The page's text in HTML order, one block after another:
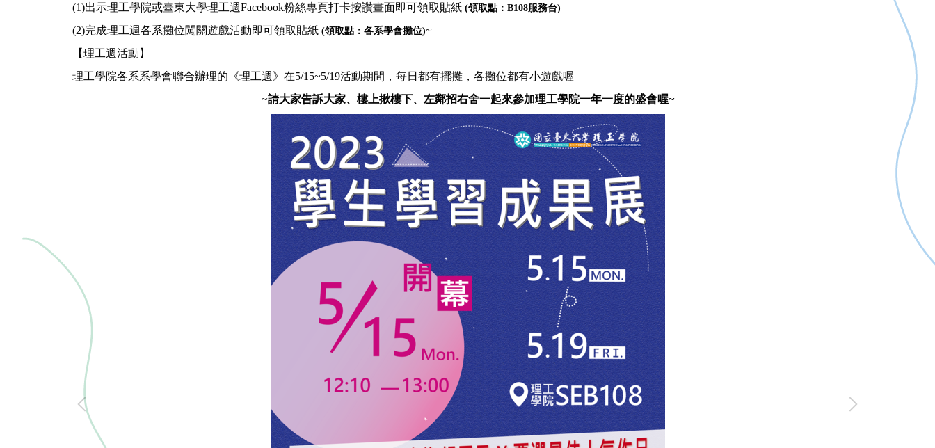
(1)出示理工學院或臺東大學理工週Facebook粉絲專頁打卡按讚畫面即可領取貼紙(領取點： B108服務台)
(2)完成理工週各系攤位闖關遊戲活動即可領取貼紙(領取點：各系學會攤位)~
【理工週活動】
理工學院各系系學會聯合辦理的《理工週》在5/15~5/19活動期間，每日都有擺攤，各攤位都有小遊戲喔
~請大家告訴大家、樓上揪樓下、左鄰招右舍一起來參加理工學院一年一度的盛會喔~